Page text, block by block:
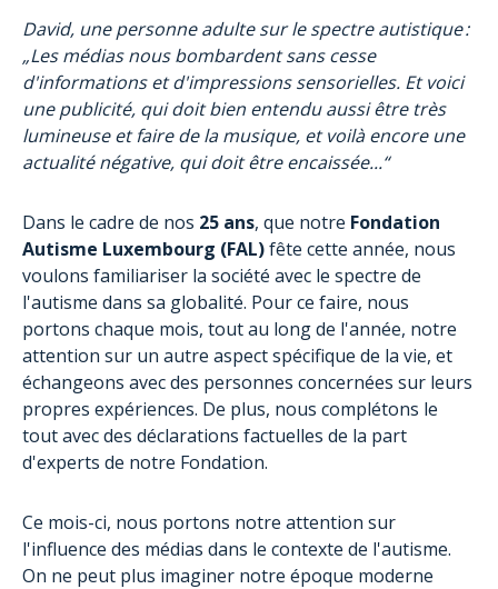
David, une personne adulte sur le spectre autistique :
„Les médias nous bombardent sans cesse
d'informations et d'impressions sensorielles. Et voici
une publicité, qui doit bien entendu aussi être très
lumineuse et faire de la musique, et voilà encore une
actualité négative, qui doit être encaissée...“
Dans le cadre de nos 25 ans, que notre Fondation
Autisme Luxembourg (FAL)fête cette année, nous
voulons familiariser la société avec le spectre de
l'autisme dans sa globalité. Pour ce faire, nous
portons chaque mois, tout au long de l'année, notre
attention sur un autre aspect spécifique de la vie, et
échangeons avec des personnes concernées sur leurs
propres expériences. De plus, nous complétons le
tout avec des déclarations factuelles de la part
d'experts de notre Fondation.
Ce mois-ci, nous portons notre attention sur
l'influence des médias dans le contexte de l'autisme.
On ne peut plus imaginer notre époque moderne